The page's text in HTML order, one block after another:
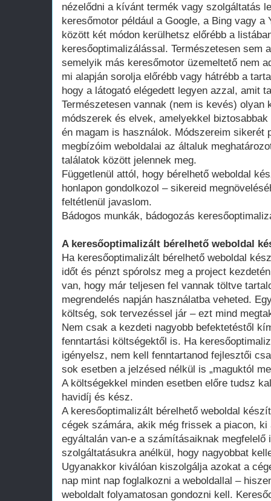
nézelődni a kívánt termék vagy szolgáltatás
keresőmotor például a Google, a Bing vagy a
között két módon kerülhetsz előrébb a
keresőoptimalizálással. Természetesen sem
semelyik más keresőmotor üzemeltető nem
mi alapján sorolja előrébb vagy hátrébb a
hogy a látogató elégedett legyen azzal, amit
Természetesen vannak (nem is kevés) olyan
módszerek és elvek, amelyekkel
én magam is használok. Módszereim sikerét
megbízóim weboldalai az általuk
találatok között jelennek meg.
Függetlenül attól, hogy bérelhető weboldal
honlapon gondolkozol – sikereid
feltétlenül javaslom.
Bádogos munkák, bádogozás
A keresőoptimalizált bérelhető weboldal
Ha keresőoptimalizált bérelhető weboldal
időt és pénzt spórolsz meg a project
van, hogy már teljesen fel vannak töltve
megrendelés napján használatba veheted.
költség, sok tervezéssel jár – ezt mind
Nem csak a kezdeti nagyobb befektetéstől
fenntartási költségektől is. Ha
igényelsz, nem kell fenntartanod fejlesztői
sok esetben a jelzésed nélkül is „maguktól
A költségekkel minden esetben előre tudsz
havidíj és kész.
A keresőoptimalizált bérelhető weboldal
cégek számára, akik még frissek a piacon, ki
egyáltalán van-e a számításaiknak megfelelő
szolgáltatásukra anélkül, hogy nagyobbat
Ugyanakkor kiválóan kiszolgálja azokat a
nap mint nap foglalkozni a weboldallal –
weboldalt folyamatosan gondozni kell.